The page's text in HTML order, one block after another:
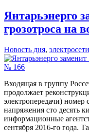
Янтарьэнерго
грозотроса на
Новость дня, электросети
Входящая в группу
продолжает
электропередачи) номер
напряжения сто десять
информационные
сентября 2016-го года.